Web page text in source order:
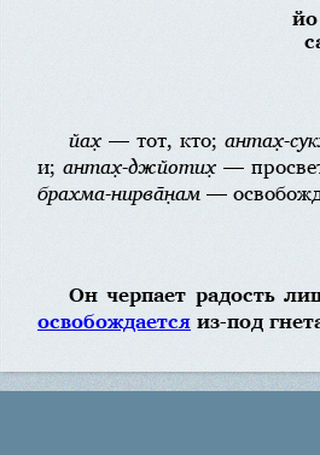
йах̣— тот, кто; антах̣-
и; антах̣-джйотих̣—
брахма-нирва̄н̣ам—
Он черпает радость
освобождаетсяиз-под